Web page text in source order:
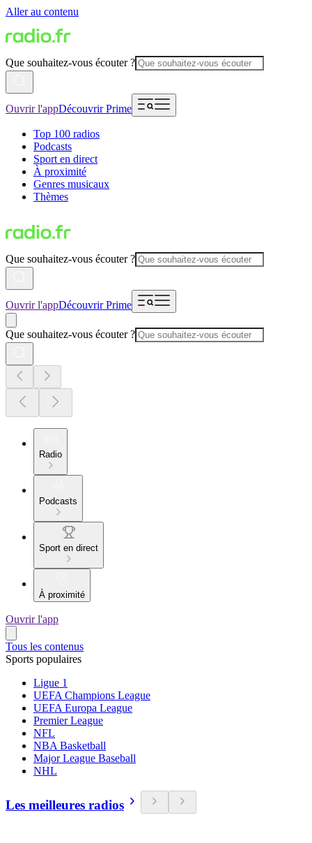
Aller au contenu
Que souhaitez-vous écouter ?
Ouvrir l'appDécouvrir Prime
Top 100 radios
Podcasts
Sport en direct
À proximité
Genres musicaux
Thèmes
Que souhaitez-vous écouter ?
Ouvrir l'appDécouvrir Prime
Que souhaitez-vous écouter ?
Radio
Podcasts
Sport en direct
À proximité
Ouvrir l'app
Tous les contenus
Sports populaires
Ligue 1
UEFA Champions League
UEFA Europa League
Premier League
NFL
NBA Basketball
Major League Baseball
NHL
Les meilleures radios